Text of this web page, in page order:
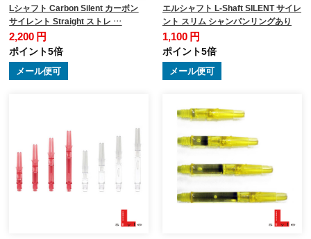
Lシャフト Carbon Silent カーボン
サイレント Straight ストレ …
2,200 円
ポイント5倍
メール便可
エルシャフト L-Shaft SILENT サイレ
ント スリム シャンパンリングあり
1,100 円
ポイント5倍
メール便可